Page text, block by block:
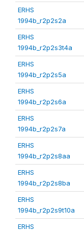
ERHS
1994b_r2p2s2a
ERHS
1994b_r2p2s3t4a
ERHS
1994b_r2p2s5a
ERHS
1994b_r2p2s6a
ERHS
1994b_r2p2s7a
ERHS
1994b_r2p2s8aa
ERHS
1994b_r2p2s8ba
ERHS
1994b_r2p2s9t10a
ERHS